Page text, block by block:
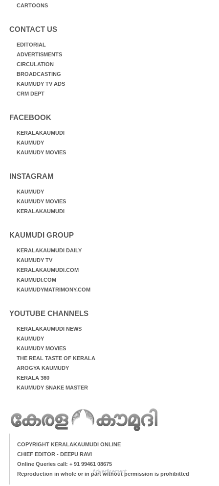
CARTOONS
CONTACT US
EDITORIAL
ADVERTISMENTS
CIRCULATION
BROADCASTING
KAUMUDY TV ADS
CRM DEPT
FACEBOOK
KERALAKAUMUDI
KAUMUDY
KAUMUDY MOVIES
INSTAGRAM
KAUMUDY
KAUMUDY MOVIES
KERALAKAUMUDI
KAUMUDI GROUP
KERALAKAUMUDI DAILY
KAUMUDY TV
KERALAKAUMUDI.COM
KAUMUDI.COM
KAUMUDYMATRIMONY.COM
YOUTUBE CHANNELS
KERALAKAUMUDI NEWS
KAUMUDY
KAUMUDY MOVIES
THE REAL TASTE OF KERALA
AROGYA KAUMUDY
KERALA 360
KAUMUDY SNAKE MASTER
COPYRIGHT KERALAKAUMUDI ONLINE
CHIEF EDITOR - DEEPU RAVI
Online Queries call: + 91 99461 08675
Reproduction in whole or in part without permission is prohibitted
Advertisement